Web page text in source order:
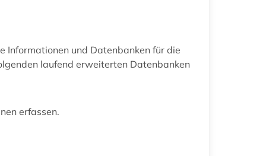
Informationen und Datenbanken für die
laufend erweiterten Datenbanken
erfassen.